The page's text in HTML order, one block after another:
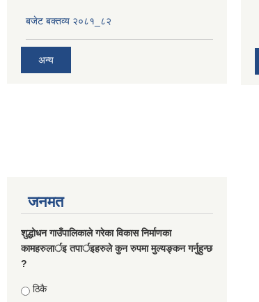
बजेट बक्तव्य २०८१_८२
अन्य
जनमत
शुद्धोधन गाउँपालिकाले गरेका विकास निर्माणका
कामहरुलार्इ तपार्इहरुले कुन रुपमा मुल्यङ्कन गर्नुहुन्छ
?
Choices
ठिकै